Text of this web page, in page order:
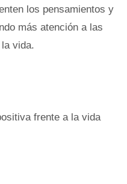
los pensamientos y
más atención a las
vida.
frente a la vida